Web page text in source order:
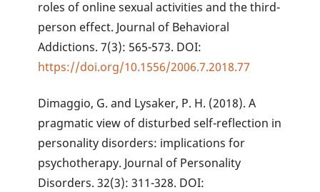
roles of online sexual activities and the third-
person effect. Journal of Behavioral
Addictions. 7(3): 565-573. DOI:
https://doi.org/10.1556/2006.7.2018.77
Dimaggio, G. and Lysaker, P. H. (2018). A
pragmatic view of disturbed self-reflection in
personality disorders: implications for
psychotherapy. Journal of Personality
Disorders. 32(3): 311-328. DOI: